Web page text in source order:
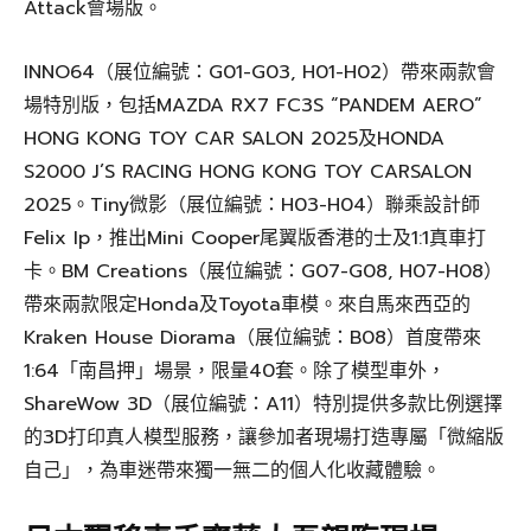
Attack會場版。
INNO64（展位編號：G01-G03, H01-H02）帶來兩款會
場特別版，包括MAZDA RX7 FC3S “PANDEM AERO”
HONG KONG TOY CAR SALON 2025及HONDA
S2000 J’S RACING HONG KONG TOY CARSALON
2025。Tiny微影（展位編號：H03-H04）聯乘設計師
Felix Ip，推出Mini Cooper尾翼版香港的士及1:1真車打
卡。BM Creations（展位編號：G07-G08, H07-H08）
帶來兩款限定Honda及Toyota車模。來自馬來西亞的
Kraken House Diorama（展位編號：B08）首度帶來
1:64「南昌押」場景，限量40套。除了模型車外，
ShareWow 3D（展位編號：A11）特別提供多款比例選擇
的3D打印真人模型服務，讓參加者現場打造專屬「微縮版
自己」，為車迷帶來獨一無二的個人化收藏體驗。